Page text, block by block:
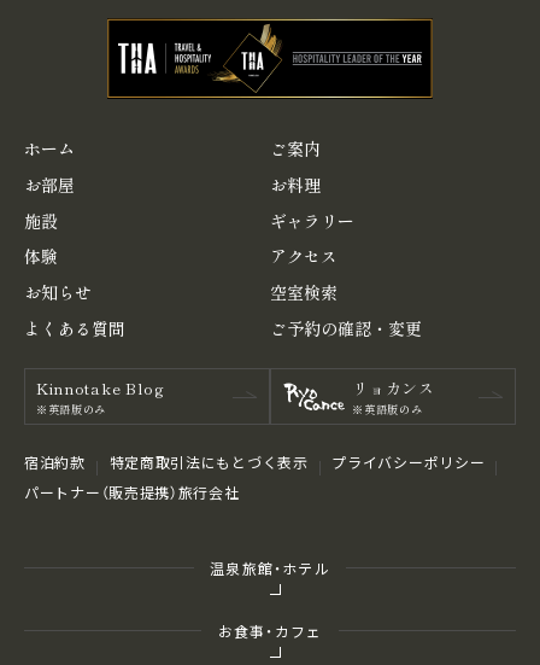
ホーム
ご案内
お部屋
お料理
施設
ギャラリー
体験
アクセス
お知らせ
空室検索
よくある 質問 ご予約の確認・変更
Kinnotake Blog
※英語版のみ
リョカンス
※英語版のみ
宿泊約款 特定商取引法にもとづく表⽰
プライバシーポリシー
パートナー（販売提携）旅行会社
温泉旅館・ホテル
お食事・カフェ